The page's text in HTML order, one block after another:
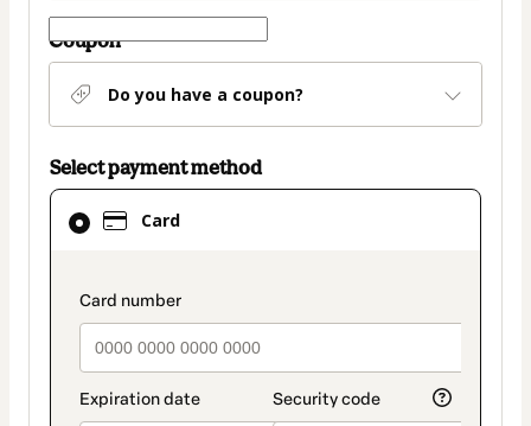
Coupon
Do you have a coupon?
Select payment method
Card
payment_data.section_title_v2
Card
selected
method